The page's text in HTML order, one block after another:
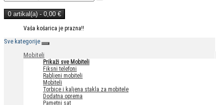
0 artikal(a) - 0,00 €
Vaša košarica je prazna!!
Sve kategorije
Mobiteli
Prikaži sve Mobiteli
Fiksni telefoni
Rabljeni mobiteli
Mobiteli
Torbice i kaljena stakla za mobitele
Dodatna oprema
Pametni sat